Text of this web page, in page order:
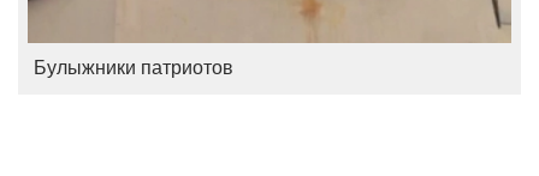
Булыжники патриотов